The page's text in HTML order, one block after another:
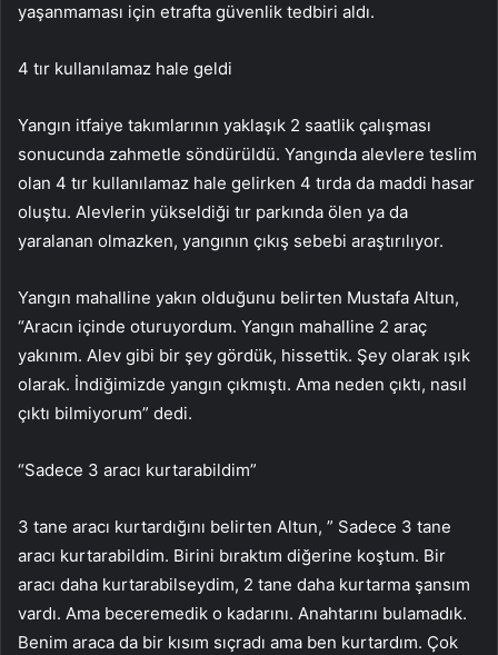
yaşanmaması için etrafta güvenlik tedbiri aldı.
4 tır kullanılamaz hale geldi
Yangın itfaiye takımlarının yaklaşık 2 saatlik çalışması
sonucunda zahmetle söndürüldü. Yangında alevlere teslim
olan 4 tır kullanılamaz hale gelirken 4 tırda da maddi hasar
oluştu. Alevlerin yükseldiği tır parkında ölen ya da
yaralanan olmazken, yangının çıkış sebebi araştırılıyor.
Yangın mahalline yakın olduğunu belirten Mustafa Altun,
“Aracın içinde oturuyordum. Yangın mahalline 2 araç
yakınım. Alev gibi bir şey gördük, hissettik. Şey olarak ışık
olarak. İndiğimizde yangın çıkmıştı. Ama neden çıktı, nasıl
çıktı bilmiyorum” dedi.
“Sadece 3 aracı kurtarabildim”
3 tane aracı kurtardığını belirten Altun, ” Sadece 3 tane
aracı kurtarabildim. Birini bıraktım diğerine koştum. Bir
aracı daha kurtarabilseydim, 2 tane daha kurtarma şansım
vardı. Ama beceremedik o kadarını. Anahtarını bulamadık.
Benim araca da bir kısım sıçradı ama ben kurtardım. Çok